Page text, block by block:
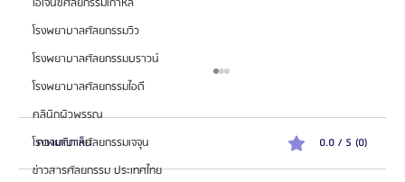
โรงพยาบาลศัลยกรรมวิว
โรงพยาบาลศัลยกรรมบราวน์
โรงพยาบาลศัลยกรรมไอดี
คลินิกผิวพรรณ
โรงพยาบาลศัลยกรรมเจจุน
ข่าวสารศัลยกรรม ประเทศไทย
ความคิดเห็น 0.0 / 5 (0)